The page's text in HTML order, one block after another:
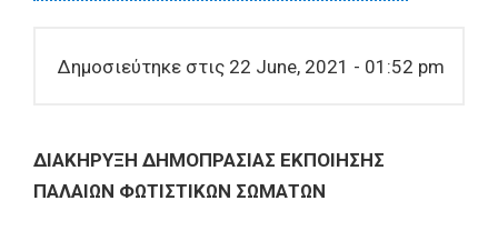
Δημοσιεύτηκε στις 22 June, 2021 - 01:52 pm
ΔΙΑΚΗΡΥΞΗ ΔΗΜΟΠΡΑΣΙΑΣ ΕΚΠΟΙΗΣΗΣ
ΠΑΛΑΙΩΝ ΦΩΤΙΣΤΙΚΩΝ ΣΩΜΑΤΩΝ